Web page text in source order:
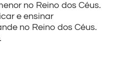
no Reino dos Céus.
e ensinar
no Reino dos Céus.